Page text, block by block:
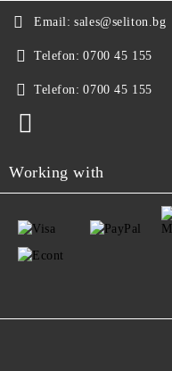
Email: sales@seliton.bg
Telefon: 0700 45 155
Telefon: 0700 45 155
Working with